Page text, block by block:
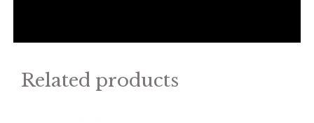
Related products